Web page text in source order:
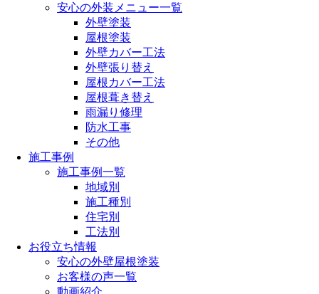
安心の外装メニュー一覧
外壁塗装
屋根塗装
外壁カバー工法
外壁張り替え
屋根カバー工法
屋根葺き替え
雨漏り修理
防水工事
その他
施工事例
施工事例一覧
地域別
施工種別
住宅別
工法別
お役立ち情報
安心の外壁屋根塗装
お客様の声一覧
動画紹介